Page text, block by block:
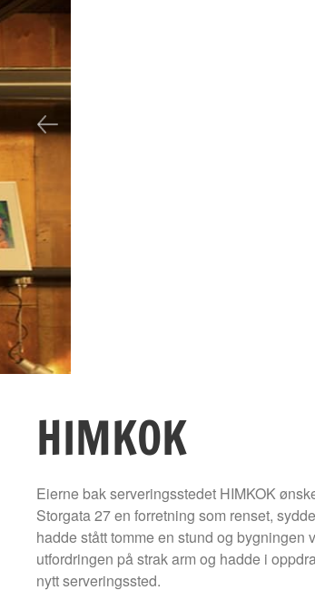
HIMKOK
Eierne bak serveringsstedet HIMKOK
Storgata 27 en forretning som renset,
hadde stått tomme en stund og bygningen
utfordringen på strak arm og hadde i
nytt serveringssted.